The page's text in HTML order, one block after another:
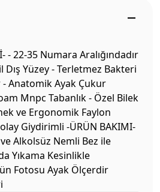
- 22-35 Numara Aralığındadır
Dış Yüzey - Terletmez Bakteri
Anatomik Ayak Çukur
Mnpc Tabanlık - Özel Bilek
ve Ergonomik Faylon
Giydirimli -ÜRÜN BAKIMI-
Alkolsüz Nemli Bez ile
Yıkama Kesinlikle
Fotosu Ayak Ölçerdir